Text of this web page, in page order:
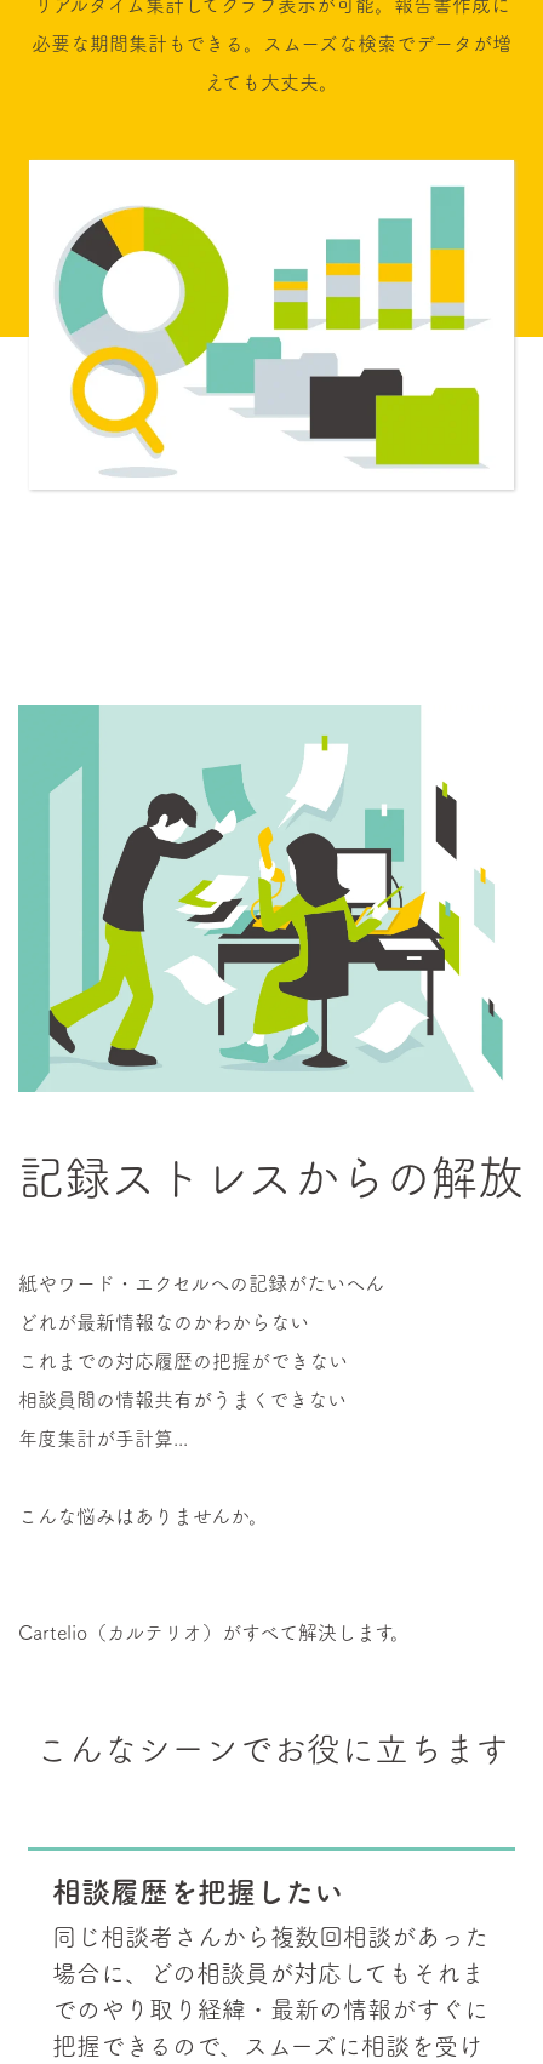
リアルタイム集計してグラフ表示が可能。報告書作成に
必要な期間集計もできる。スムーズな検索でデータが増
えても大丈夫。
記録ストレスからの解放
紙やワード・エクセルへの記録がたいへん
どれが最新情報なのかわからない
これまでの対応履歴の把握ができない
相談員間の情報共有がうまくできない
年度集計が手計算...
こんな悩みはありませんか。
Cartelio（カルテリオ）がすべて解決します。
こんなシーンでお役に立ちます
相談履歴を把握したい
同じ相談者さんから複数回相談があった
場合に、どの相談員が対応してもそれま
でのやり取り経緯・最新の情報がすぐに
把握できるので、スムーズに相談を受け